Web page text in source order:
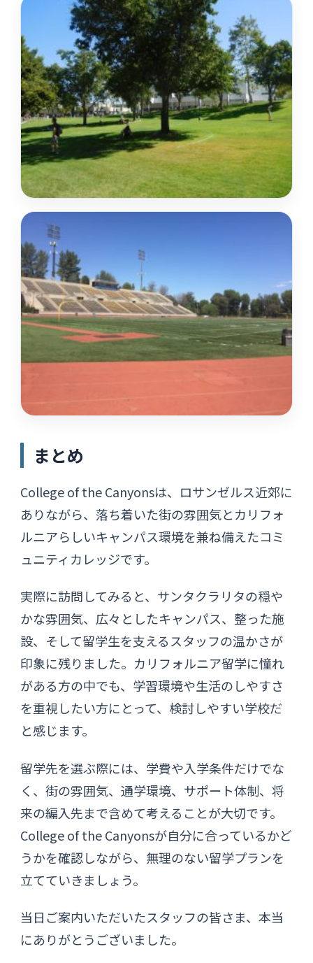
まとめ
College of the Canyonsは、ロサンゼルス近郊に
ありながら、落ち着いた街の雰囲気とカリフォ
ルニアらしいキャンパス環境を兼ね備えたコミ
ュニティカレッジです。
実際に訪問してみると、サンタクラリタの穏や
かな雰囲気、広々としたキャンパス、整った施
設、そして留学生を支えるスタッフの温かさが
印象に残りました。カリフォルニア留学に憧れ
がある方の中でも、学習環境や生活のしやすさ
を重視したい方にとって、検討しやすい学校だ
と感じます。
留学先を選ぶ際には、学費や入学条件だけでな
く、街の雰囲気、通学環境、サポート体制、将
来の編入先まで含めて考えることが大切です。
College of the Canyonsが自分に合っているかど
うかを確認しながら、無理のない留学プランを
立てていきましょう。
当日ご案内いただいたスタッフの皆さま、本当
にありがとうございました。